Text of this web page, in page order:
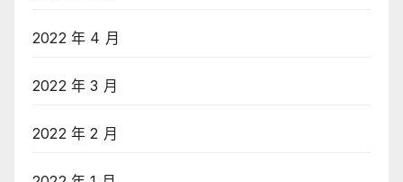
2022 年 4 月
2022 年 3 月
2022 年 2 月